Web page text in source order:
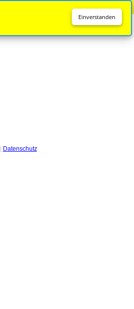
Datenschutz
Einverstanden